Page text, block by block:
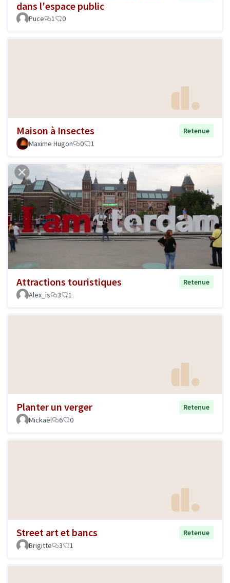
dans l'espace public
Puce 1 0
Maison à Insectes
Retenue
Maxime Hugon
0 1
Attractions touristiques
Retenue
Alex_is
3 1
Planter un verger
Retenue
Mickaël
6 0
Street art et bancs
Retenue
Brigitte
3 1